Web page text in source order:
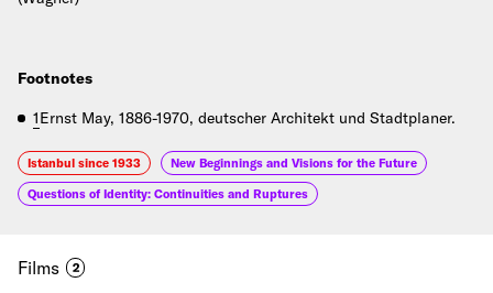
Footnotes
1Ernst May, 1886-1970, deutscher Architekt und Stadtplaner.
Istanbul since 1933 New Beginnings and Visions for the Future
Questions of Identity: Continuities and Ruptures
Films 2